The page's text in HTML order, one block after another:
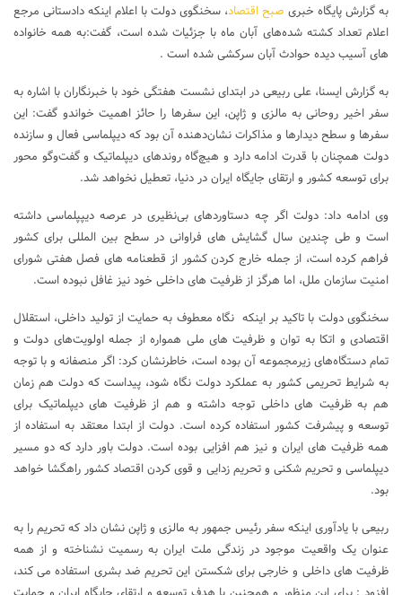
به گزارش پایگاه خبری صبح اقتصاد، سخنگوی دولت با اعلام اینکه دادستانی مرجع
اعلام تعداد کشته شده‌های آبان ماه با جزئیات شده است، گفت:به همه خانواده
های آسیب دیده حوادث آبان سرکشی شده است .
به گزارش ایسنا، علی ربیعی در ابتدای نشست هفتگی خود با خبرنگاران با اشاره به
سفر اخیر روحانی به مالزی و ژاپن، این سفرها را حائز اهمیت خواندو گفت: این
سفرها و سطح دیدارها و مذاکرات نشان‌دهنده آن بود که دیپلماسی فعال و سازنده
دولت همچنان با قدرت ادامه دارد و هیچ‌گاه روندهای دیپلماتیک و گفت‌وگو محور
برای توسعه کشور و ارتقای جایگاه ایران در دنیا، تعطیل نخواهد شد.
وی ادامه داد: دولت اگر چه دستاوردهای بی‌نظیری در عرصه دیپپلماسی داشته
است و طی چندین سال گشایش های فراوانی در سطح بین المللی برای کشور
فراهم کرده است، از جمله خارج کردن کشور از قطعنامه های فصل هفتی شورای
امنیت سازمان ملل، اما هرگز از ظرفیت های داخلی خود نیز غافل نبوده است.
سخنگوی دولت با تاکید بر اینکه نگاه معطوف به حمایت از تولید داخلی، استقلال
اقتصادی و اتکا به توان و ظرفیت های ملی همواره از جمله اولویت‌های دولت و
تمام دستگاه‌های زیرمجموعه آن بوده است، خاطرنشان کرد: اگر منصفانه و با توجه
به شرایط تحریمی کشور به عملکرد دولت نگاه شود، پیداست که دولت هم زمان
هم به ظرفیت های داخلی توجه داشته و هم از ظرفیت های دیپلماتیک برای
توسعه و پیشرفت کشور استفاده کرده است. دولت از ابتدا معتقد به استفاده از
همه ظرفیت های ایران و نیز هم افزایی بوده است. دولت باور دارد که دو مسیر
دیپلماسی و تحریم شکنی و تحریم زدایی و قوی کردن اقتصاد کشور راهگشا خواهد
بود.
ربیعی با یادآوری اینکه سفر رئیس جمهور به مالزی و ژاپن نشان داد که تحریم را به
عنوان یک واقعیت موجود در زندگی ملت ایران به رسمیت نشناخته و از همه
ظرفیت های داخلی و خارجی برای شکستن این تحریم ضد بشری استفاده می کند،